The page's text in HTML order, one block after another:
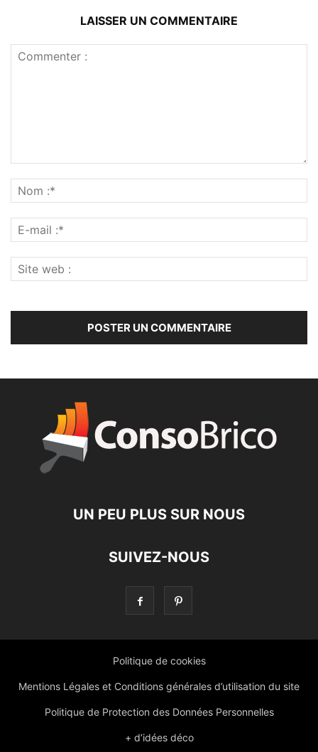
LAISSER UN COMMENTAIRE
UN PEU PLUS SUR NOUS
SUIVEZ-NOUS
Politique de cookies
Mentions Légales et Conditions générales d’utilisation du site
Politique de Protection des Données Personnelles
+ d’idées déco